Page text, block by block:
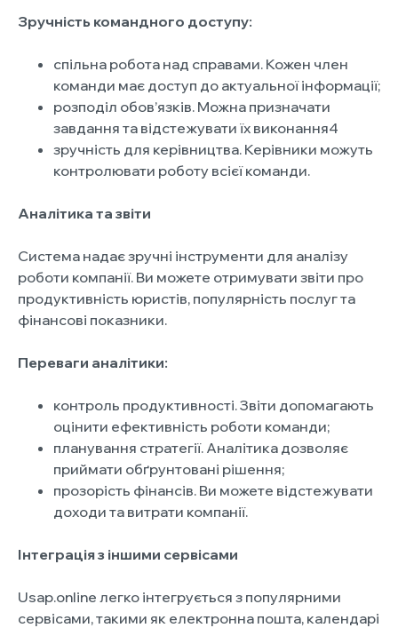
Зручність командного доступу:
спільна робота над справами. Кожен член
команди має доступ до актуальної інформації;
розподіл обов’язків. Можна призначати
завдання та відстежувати їх виконання4
зручність для керівництва. Керівники можуть
контролювати роботу всієї команди.
Аналітика та звіти
Система надає зручні інструменти для аналізу
роботи компанії. Ви можете отримувати звіти про
продуктивність юристів, популярність послуг та
фінансові показники.
Переваги аналітики:
контроль продуктивності. Звіти допомагають
оцінити ефективність роботи команди;
планування стратегії. Аналітика дозволяє
приймати обґрунтовані рішення;
прозорість фінансів. Ви можете відстежувати
доходи та витрати компанії.
Інтеграція з іншими сервісами
Usap.online легко інтегрується з популярними
сервісами, такими як електронна пошта, календарі